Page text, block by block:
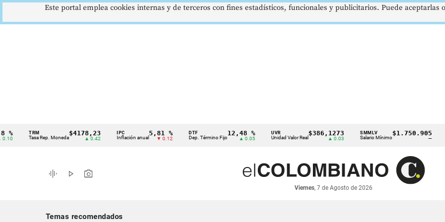
Cintillo
indicadores
económicos
TRM
Tasa Rep. Moneda
$4178,23
▲ 0.42
IPC
Inflación anual
5,81 %
▼ 0.12
DTF
Dep. Término Fijo
12,48 %
▲ 0.05
UVR
Unidad Valor Real
$386,1273
▲ 0.03
SMMLV
Salario Mínimo
$1.750.905 BRENT
Petróleo
graphic_eq play_arrow photo_camera
Viernes, 7 de Agosto de 2026
Temas recomendados
Este portal emplea cookies internas y de terceros con fines estadísticos, funcionales y publicitarios. Puede aceptarlas